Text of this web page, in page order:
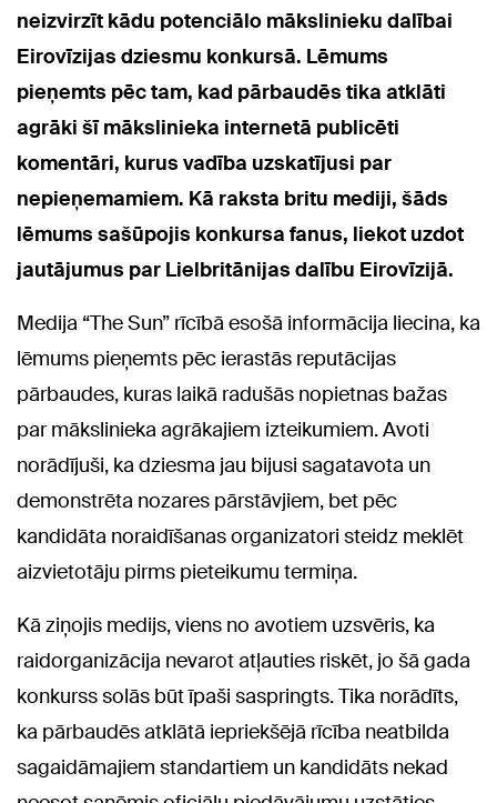
neizvirzīt kādu potenciālo mākslinieku dalībai
Eirovīzijas dziesmu konkursā. Lēmums
pieņemts pēc tam, kad pārbaudēs tika atklāti
agrāki šī mākslinieka internetā publicēti
komentāri, kurus vadība uzskatījusi par
nepieņemamiem. Kā raksta britu mediji, šāds
lēmums sašūpojis konkursa fanus, liekot uzdot
jautājumus par Lielbritānijas dalību Eirovīzijā.
Medija “The Sun” rīcībā esošā informācija liecina, ka
lēmums pieņemts pēc ierastās reputācijas
pārbaudes, kuras laikā radušās nopietnas bažas
par mākslinieka agrākajiem izteikumiem. Avoti
norādījuši, ka dziesma jau bijusi sagatavota un
demonstrēta nozares pārstāvjiem, bet pēc
kandidāta noraidīšanas organizatori steidz meklēt
aizvietotāju pirms pieteikumu termiņa.
Kā ziņojis medijs, viens no avotiem uzsvēris, ka
raidorganizācija nevarot atļauties riskēt, jo šā gada
konkurss solās būt īpaši saspringts. Tika norādīts,
ka pārbaudēs atklātā iepriekšējā rīcība neatbilda
sagaidāmajiem standartiem un kandidāts nekad